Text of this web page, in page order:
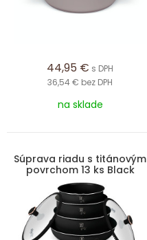
44,95 € s DPH
36,54 € bez DPH
na sklade
Súprava riadu s titánovým
povrchom 13 ks Black
Rose Collection